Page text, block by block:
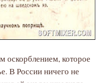
оскорблением, которое
В России ничего не